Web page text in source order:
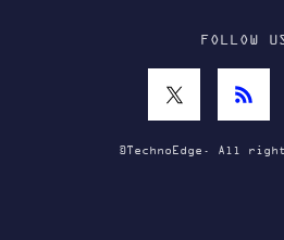
FOLLOW
©TechnoEdge. All